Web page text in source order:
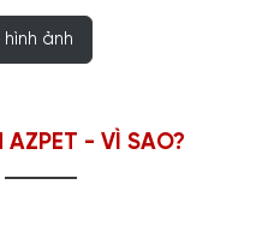
ảnh
AZPET - VÌ SAO?